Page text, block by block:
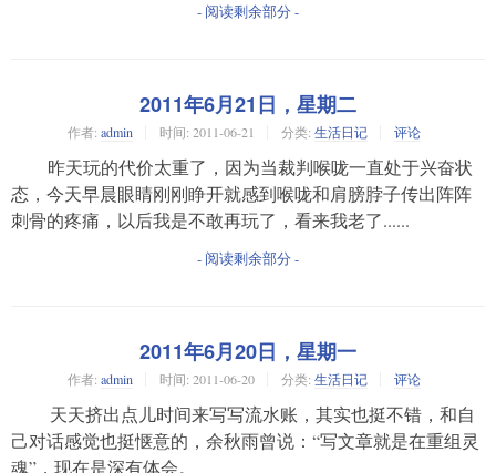
- 阅读剩余部分 -
2011年6月21日，星期二
作者: admin 时间: 2011-06-21 分类: 生活日记 评论
昨天玩的代价太重了，因为当裁判喉咙一直处于兴奋状
态，今天早晨眼睛刚刚睁开就感到喉咙和肩膀脖子传出阵阵
刺骨的疼痛，以后我是不敢再玩了，看来我老了......
- 阅读剩余部分 -
2011年6月20日，星期一
作者: admin 时间: 2011-06-20 分类: 生活日记 评论
天天挤出点儿时间来写写流水账，其实也挺不错，和自
己对话感觉也挺惬意的，余秋雨曾说：“写文章就是在重组灵
魂”，现在是深有体会。